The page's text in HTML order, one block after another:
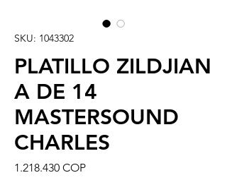
SKU: 1043302
PLATILLO ZILDJIAN
A DE 14
MASTERSOUND
CHARLES
1.218.430 COPPrecio